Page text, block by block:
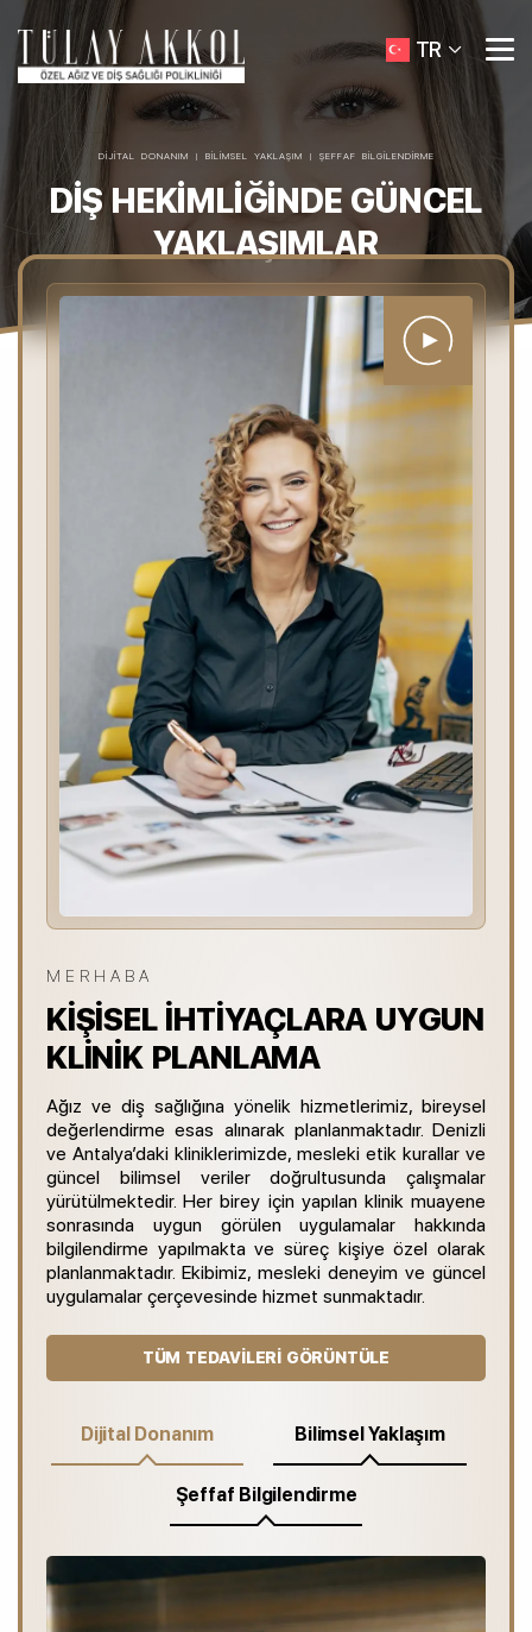
TR
DIJITAL DONANIM | BILIMSEL YAKLAŞIM | ŞEFFAF BILGILENDIRME
DIŞ HEKIMLIĞINDE GÜNCEL
YAKLAŞIMLAR
HAKKIMIZDA
MERHABA
KIŞISEL İHTIYAÇLARA UYGUN
KLINIK PLANLAMA
Ağız ve diş sağlığına yönelik hizmetlerimiz, bireysel
değerlendirme esas alınarak planlanmaktadır. Denizli
ve Antalya’daki kliniklerimizde, mesleki etik kurallar ve
güncel bilimsel veriler doğrultusunda çalışmalar
yürütülmektedir. Her birey için yapılan klinik muayene
sonrasında uygun görülen uygulamalar hakkında
bilgilendirme yapılmakta ve süreç kişiye özel olarak
planlanmaktadır. Ekibimiz, mesleki deneyim ve güncel
uygulamalar çerçevesinde hizmet sunmaktadır.
TÜM TEDAVILERI GÖRÜNTÜLE
Dijital Donanım Bilimsel Yaklaşım
Şeffaf Bilgilendirme